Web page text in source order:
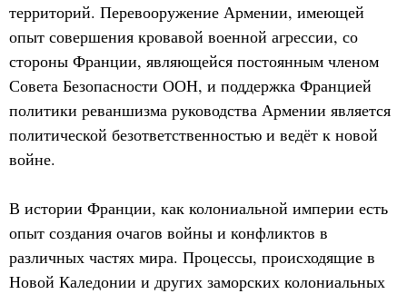
территорий. Перевооружение Армении, имеющей
опыт совершения кровавой военной агрессии, со
стороны Франции, являющейся постоянным членом
Совета Безопасности ООН, и поддержка Францией
политики реваншизма руководства Армении является
политической безответственностью и ведёт к новой
войне.
В истории Франции, как колониальной империи есть
опыт создания очагов войны и конфликтов в
различных частях мира. Процессы, происходящие в
Новой Каледонии и других заморских колониальных